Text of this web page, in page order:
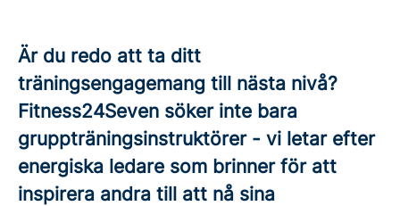
Är du redo att ta ditt
träningsengagemang till nästa nivå?
Fitness24Seven söker inte bara
gruppträningsinstruktörer - vi letar efter
energiska ledare som brinner för att
inspirera andra till att nå sina